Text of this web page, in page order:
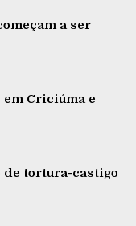
a ser
Criciúma e
de tortura-castigo